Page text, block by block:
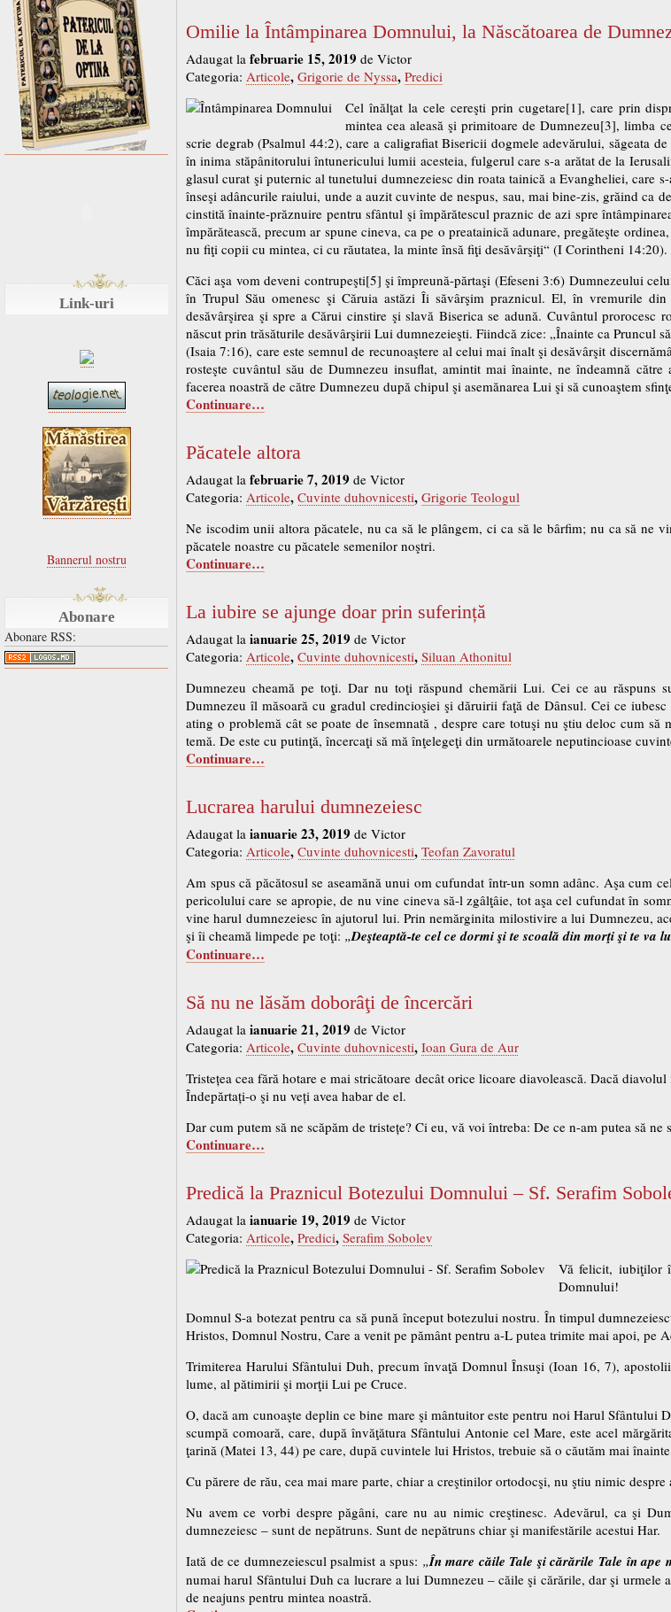
Link-uri
Bannerul nostru
Abonare
Abonare RSS:
Omilie la Întâmpinarea Domnului, la Născătoarea de
Adaugat la februarie 15, 2019 de Victor
Categoria: Articole, Grigorie de Nyssa, Predici
Cel înălţat la cele cereşti prin cugetare[1], care prin
mintea cea aleasă şi primitoare de Dumnezeu[3], limba
scrie degrab (Psalmul 44:2), care a caligrafiat Bisericii dogmele adevărului, săgeata
în inima stăpânitorului întunericului lumii acesteia, fulgerul care s-a arătat de la
glasul curat şi puternic al tunetului dumnezeiesc din roata tainică a Evangheliei, care
înseşi adâncurile raiului, unde a auzit cuvinte de nespus, sau, mai bine-zis, grăind ca
cinstită înainte-prăznuire pentru sfântul şi împărătescul praznic de azi spre
împărătească, precum ar spune cineva, ca pe o preatainică adunare, pregăteşte
nu fiţi copii cu mintea, ci cu răutatea, la minte însă fiţi desăvârşiţi“ (I Corintheni 14:20).
Căci aşa vom deveni contrupeşti[5] şi împreună-părtaşi (Efeseni 3:6) Dumnezeului
în Trupul Său omenesc şi Căruia astăzi Îi săvârşim praznicul. El, în vremurile
desăvârşirea şi spre a Cărui cinstire şi slavă Biserica se adună. Cuvântul prorocesc
născut prin trăsăturile desăvârşirii Lui dumnezeieşti. Fiindcă zice: „Înainte ca Pruncul
(Isaia 7:16), care este semnul de recunoaştere al celui mai înalt şi desăvârşit
rosteşte cuvântul său de Dumnezeu insuflat, amintit mai înainte, ne îndeamnă
facerea noastră de către Dumnezeu după chipul şi asemănarea Lui şi să cunoaştem
Continuare…
Păcatele altora
Adaugat la februarie 7, 2019 de Victor
Categoria: Articole, Cuvinte duhovnicesti, Grigorie Teologul
Ne iscodim unii altora păcatele, nu ca să le plângem, ci ca să le bârfim; nu ca să ne
păcatele noastre cu păcatele semenilor noştri.
Continuare…
La iubire se ajunge doar prin suferință
Adaugat la ianuarie 25, 2019 de Victor
Categoria: Articole, Cuvinte duhovnicesti, Siluan Athonitul
Dumnezeu cheamă pe toţi. Dar nu toţi răspund chemării Lui. Cei ce au răspuns
Dumnezeu îl măsoară cu gradul credincioşiei şi dăruirii faţă de Dânsul. Cei ce
ating o problemă cât se poate de însemnată , despre care totuşi nu ştiu deloc cum
temă. De este cu putinţă, încercaţi să mă înţelegeţi din următoarele neputincioase
Continuare…
Lucrarea harului dumnezeiesc
Adaugat la ianuarie 23, 2019 de Victor
Categoria: Articole, Cuvinte duhovnicesti, Teofan Zavoratul
Am spus că păcătosul se aseamănă unui om cufundat într-un somn adânc. Aşa cum
pericolului care se apropie, de nu vine cineva să-l zgâlţâie, tot aşa cel cufundat în
vine harul dumnezeiesc în ajutorul lui. Prin nemărginita milostivire a lui Dumnezeu,
şi îi cheamă limpede pe toţi: „Deşteaptă-te cel ce dormi şi te scoală din morţi şi te va
Continuare…
Să nu ne lăsăm doborâţi de încercări
Adaugat la ianuarie 21, 2019 de Victor
Categoria: Articole, Cuvinte duhovnicesti, Ioan Gura de Aur
Tristețea cea fără hotare e mai stricătoare decât orice licoare diavolească. Dacă
Îndepărtați-o şi nu veți avea habar de el.
Dar cum putem să ne scăpăm de tristețe? Ci eu, vă voi întreba: De ce n-am putea să ne
Continuare…
Predică la Praznicul Botezului Domnului – Sf. Serafim
Adaugat la ianuarie 19, 2019 de Victor
Categoria: Articole, Predici, Serafim Sobolev
Vă felicit, iubiţilor
Domnului!
Domnul S-a botezat pentru ca să pună început botezului nostru. În timpul
Hristos, Domnul Nostru, Care a venit pe pământ pentru a-L putea trimite mai apoi, pe
Trimiterea Harului Sfântului Duh, precum învaţă Domnul Însuşi (Ioan 16, 7),
lume, al pătimirii şi morţii Lui pe Cruce.
O, dacă am cunoaşte deplin ce bine mare şi mântuitor este pentru noi Harul Sfântului
scumpă comoară, care, după învăţătura Sfântului Antonie cel Mare, este acel
ţarină (Matei 13, 44) pe care, după cuvintele lui Hristos, trebuie să o căutăm mai
Cu părere de rău, cea mai mare parte, chiar a creştinilor ortodocşi, nu ştiu nimic
Nu avem ce vorbi despre păgâni, care nu au nimic creştinesc. Adevărul, ca şi
dumnezeiesc – sunt de nepătruns. Sunt de nepătruns chiar şi manifestările acestui Har.
Iată de ce dumnezeiescul psalmist a spus: „În mare căile Tale şi cărările Tale în ape
numai harul Sfântului Duh ca lucrare a lui Dumnezeu – căile şi cărările, dar şi urmele
de neajuns pentru mintea noastră.